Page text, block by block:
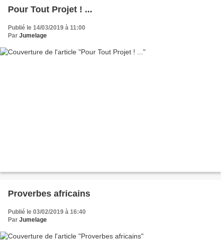
Pour Tout Projet ! ...
Publié le 14/03/2019 à 11:00
Par Jumelage
Proverbes africains
Publié le 03/02/2019 à 16:40
Par Jumelage